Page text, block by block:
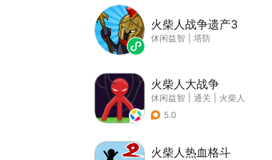
火柴人战争遗产3
休闲益智 塔防
火柴人大战争
休闲益智 通关
火柴人
5.0
火柴人热血格斗